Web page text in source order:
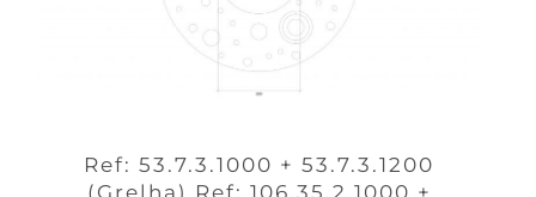
Ref: 53.7.3.1000 + 53.7.3.1200